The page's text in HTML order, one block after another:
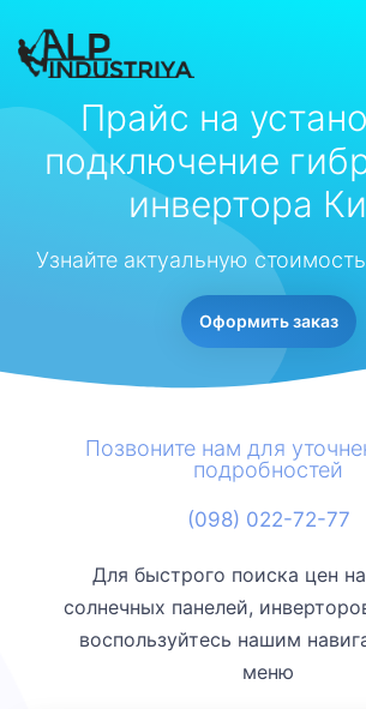
Прайс на
подключение
инвертора
Узнайте актуальную
Оформить заказ
Позвоните нам для
подробностей
(098) 022-72-77
Для быстрого поиска цен
солнечных панелей,
воспользуйтесь нашим
меню